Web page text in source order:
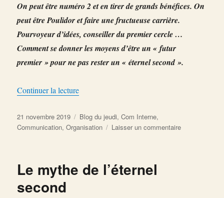
scandale
On peut être numéro 2 et en tirer de grands bénéfices. On
peut être Poulidor et faire une fructueuse carrière.
Pourvoyeur d’idées, conseiller du premier cercle …
Comment se donner les moyens d’être un « futur
premier » pour ne pas rester un « éternel second ».
Continuer la lecturede « De l’art d’être Poulidor … Et ne pas le
Publié
le
21 novembre 2019 Catégories
Blog du jeudi,Com Interne,
Communication,Organisation Laisser un commentairesur
Le mythe de l’éternel
second